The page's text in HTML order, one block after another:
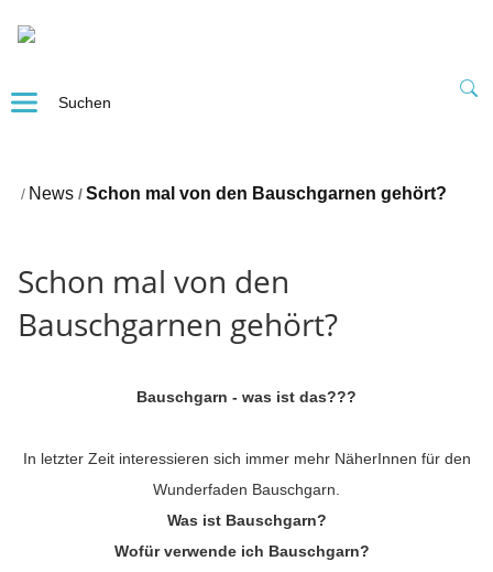
News Schon mal von den Bauschgarnen gehört?
Schon mal von den
Bauschgarnen gehört?
Bauschgarn - was ist das???
In letzter Zeit interessieren sich immer mehr NäherInnen für den
Wunderfaden Bauschgarn.
Was ist Bauschgarn?
Wofür verwende ich Bauschgarn?